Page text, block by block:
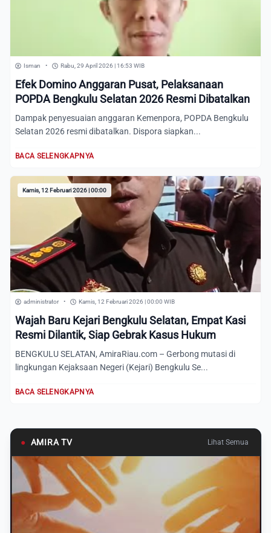
Isman • Rabu, 29 April 2026 | 16:53 WIB
Efek Domino Anggaran Pusat, Pelaksanaan
POPDA Bengkulu Selatan 2026 Resmi Dibatalkan
Dampak penyesuaian anggaran Kemenpora, POPDA Bengkulu
Selatan 2026 resmi dibatalkan. Dispora siapkan...
BACA SELENGKAPNYA
Kamis, 12 Februari 2026 | 00:00
administrator • Kamis, 12 Februari 2026 | 00:00 WIB
Wajah Baru Kejari Bengkulu Selatan, Empat Kasi
Resmi Dilantik, Siap Gebrak Kasus Hukum
BENGKULU SELATAN, AmiraRiau.com – Gerbong mutasi di
lingkungan Kejaksaan Negeri (Kejari) Bengkulu Se...
BACA SELENGKAPNYA
● AMIRA TV Lihat Semua